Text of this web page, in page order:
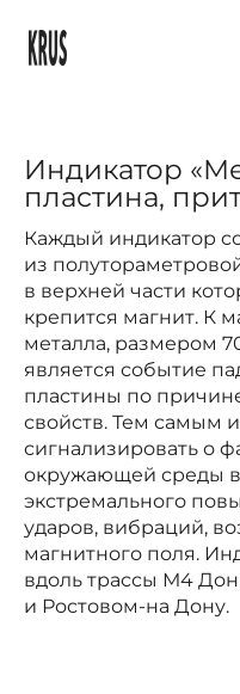
Индикатор
пластина,
Каждый индикатор
из
в верхней части
крепится магнит. К
металла, размером
является событие
пластины по
свойств. Тем самым
сигнализировать о
окружающей среды
экстремального
ударов, вибраций,
магнитного поля.
вдоль трассы М4
и Ростовом-на Дону.